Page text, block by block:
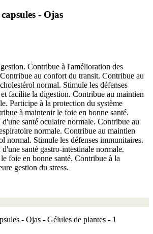
- Ojas
Contribue à l'amélioration des
au confort du transit. Contribue au
normal. Stimule les défenses
facilite la digestion. Contribue au maintien
Participe à la protection du système
à maintenir le foie en bonne santé.
santé oculaire normale. Contribue au
normale. Contribue au maintien
normal. Stimule les défenses immunitaires.
santé gastro-intestinale normale.
foie en bonne santé. Contribue à la
gestion du stress.